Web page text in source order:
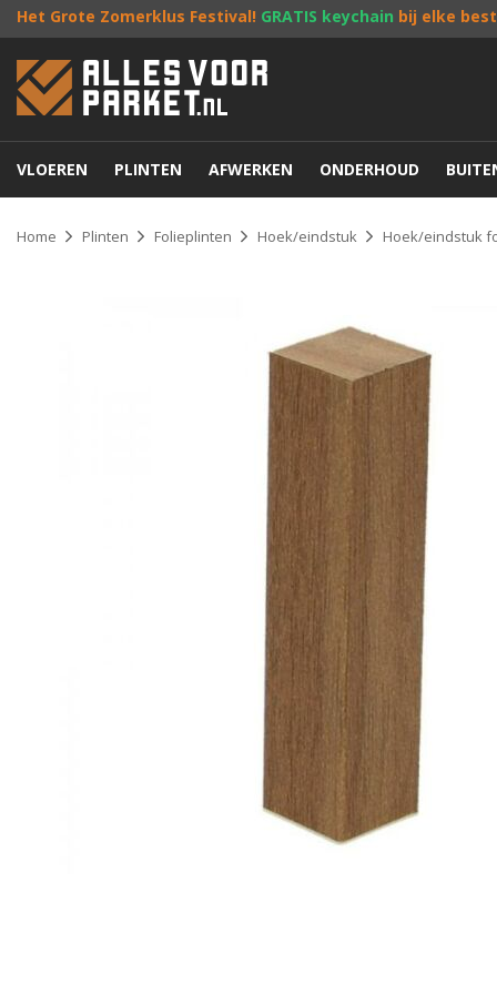
Het Grote Zomerklus Festival! GRATIS keychain bij elke
VLOEREN PLINTEN AFWERKEN ONDERHOUD
Home Plinten Folieplinten Hoek/eindstuk Hoek/eindstuk